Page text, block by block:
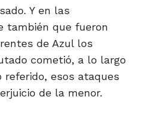
Y en las
también que fueron
de Azul los
cometió, a lo largo
esos ataques
de la menor.